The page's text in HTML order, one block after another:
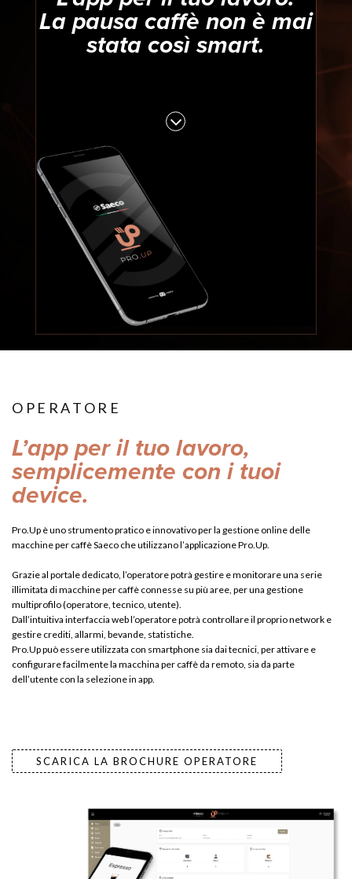
La pausa caffè non è mai
stata così smart.
OPERATORE
L’app per il tuo lavoro,
semplicemente con i tuoi
device.
Pro.Up è uno strumento pratico e innovativo per la gestione online delle
macchine per caffè Saeco che utilizzano l’applicazione Pro.Up.
Grazie al portale dedicato, l’operatore potrà gestire e monitorare una serie
illimitata di macchine per caffè connesse su più aree, per una gestione
multiprofilo (operatore, tecnico, utente).
Dall’intuitiva interfaccia web l’operatore potrà controllare il proprio network e
gestire crediti, allarmi, bevande, statistiche.
Pro.Up può essere utilizzata con smartphone sia dai tecnici, per attivare e
configurare facilmente la macchina per caffè da remoto, sia da parte
dell’utente con la selezione in app.
SCARICA LA BROCHURE OPERATORE